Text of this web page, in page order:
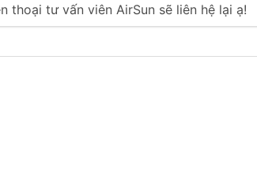
thoại tư vấn viên AirSun sẽ liên hệ lại ạ!